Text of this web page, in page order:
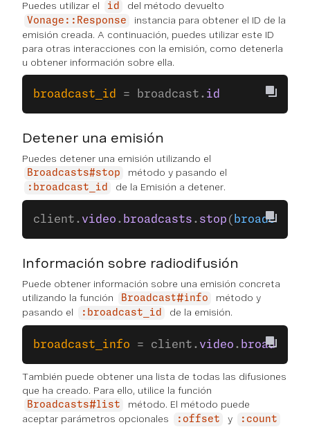
Puedes utilizar el id del método devuelto
Vonage::Response
instancia para obtener el ID de la
emisión creada. A continuación, puedes utilizar este ID
para otras interacciones con la emisión, como detenerla
u obtener información sobre ella.
broadcast_id = broadcast. id
Detener una emisión
Puedes detener una emisión utilizando el
Broadcasts#stop método y pasando el
:broadcast_id de la Emisión a detener.
client. video . broadcasts . stop (
Información sobre radiodifusión
Puede obtener información sobre una emisión concreta
utilizando la función
Broadcast#info
método y
pasando el
:broadcast_id de la emisión.
broadcast_info = client. video . broadcasts
También puede obtener una lista de todas las difusiones
que ha creado. Para ello, utilice la función
Broadcasts#list
método. El método puede
aceptar parámetros opcionales
:offset y :count